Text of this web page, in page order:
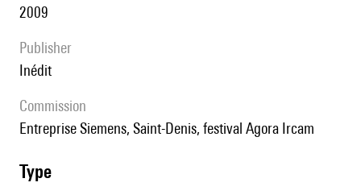
2009
publisher
Inédit
Commission
Entreprise Siemens, Saint-Denis, festival Agora Ircam
type